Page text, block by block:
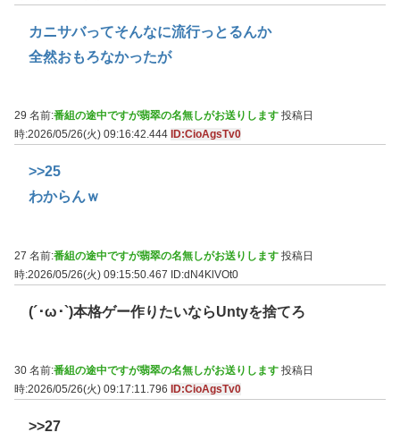
カニサバってそんなに流行っとるんか
全然おもろなかったが
29 名前:番組の途中ですが翡翠の名無しがお送りします 投稿日
時:2026/05/26(火) 09:16:42.444 ID:CioAgsTv0
>>25
わからんｗ
27 名前:番組の途中ですが翡翠の名無しがお送りします 投稿日
時:2026/05/26(火) 09:15:50.467 ID:dN4KlVOt0
(´･ω･`)本格ゲー作りたいならUntyを捨てろ
30 名前:番組の途中ですが翡翠の名無しがお送りします 投稿日
時:2026/05/26(火) 09:17:11.796
ID:CioAgsTv0
>>27